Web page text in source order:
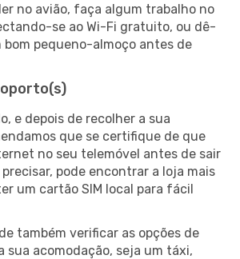
no avião, faça algum trabalho no
se ao Wi-Fi gratuito, ou dê-
bom pequeno-almoço antes de
e depois de recolher a sua
que se certifique de que
no seu telemóvel antes de sair
pode encontrar a loja mais
um cartão SIM local para fácil
também verificar as opções de
sua acomodação, seja um táxi,